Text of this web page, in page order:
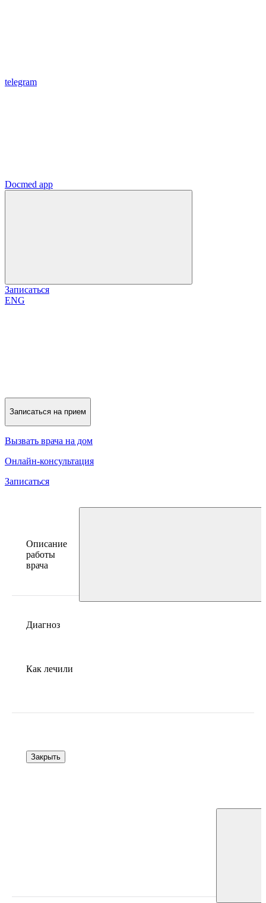
telegram
Docmed app
Записаться
ENG
Записаться на прием
Вызвать врача на дом
Онлайн-консультация
Записаться
Описание
работы
врача
Диагноз
Как лечили
Закрыть